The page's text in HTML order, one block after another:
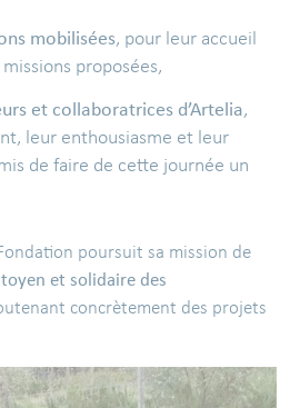
mobilisées, pour leur accueil
proposées,
et collaboratrices d’Artelia,
leur enthousiasme et leur
de faire de cette journée un
poursuit sa mission de
et solidaire des
concrètement des projets